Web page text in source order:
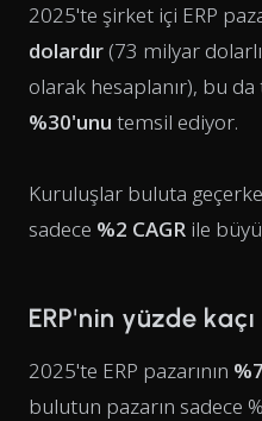
2025'te şirket içi ERP
dolardır (73 milyar
olarak hesaplanır), bu da
%30'unu temsil ediyor.
Kuruluşlar buluta
sadece %2 CAGR ile
ERP'nin yüzde
2025'te ERP pazarının
bulutun pazarın sadece